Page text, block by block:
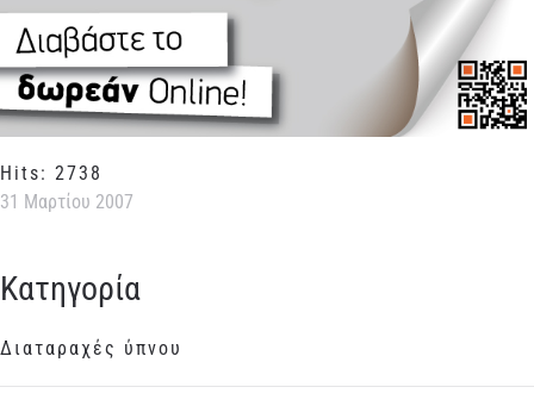
Hits: 2738
31 Μαρτίου 2007
Κατηγορία
Διαταραχές ύπνου